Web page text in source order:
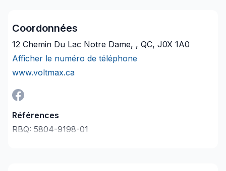
Coordonnées
12 Chemin Du Lac Notre Dame, , QC, J0X 1A0
Afficher le numéro de téléphone
www.voltmax.ca
Références
RBQ: 5804-9198-01